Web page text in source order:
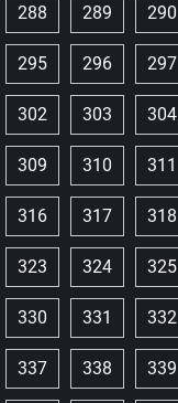
288 289 290
295 296 297
302 303 304
309 310 311
316 317 318
323 324 325
330 331 332
337 338 339